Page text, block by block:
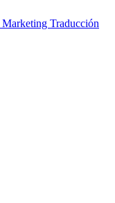
Marketing Traducción